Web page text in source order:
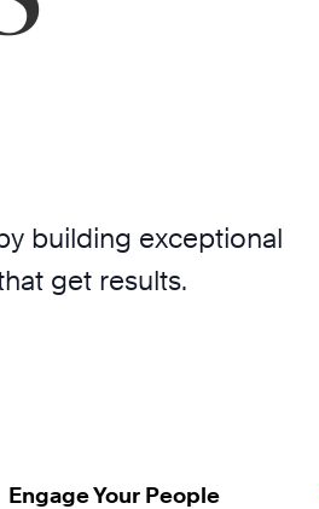
building exceptional
get results.
Engage Your People